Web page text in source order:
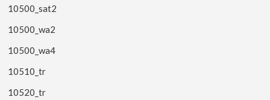
10500_sat2
10500_wa2
10500_wa4
10510_tr
10520_tr